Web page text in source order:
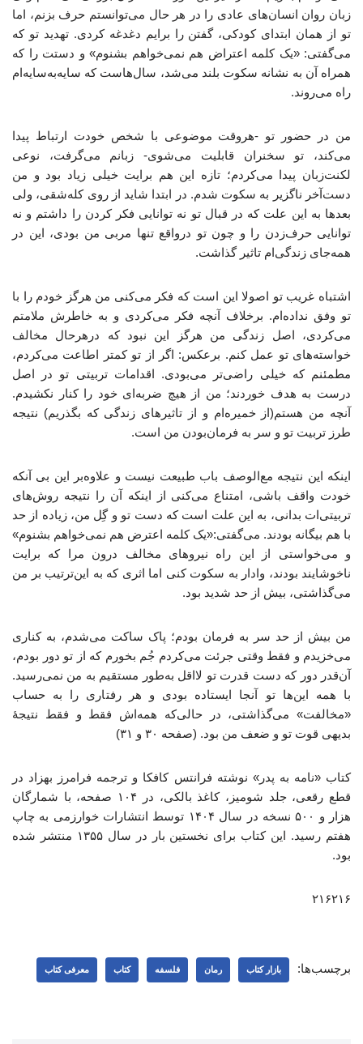
زبان روان انسان‌های عادی را در هر حال می‌توانستم حرف بزنم، اما
تو از همان ابتدای کودکی، گفتن را برایم دغدغه‌ کردی. تهدید تو که
می‌گفتی: «یک کلمه اعتراض هم نمی‌خواهم بشنوم» و دستت را که
همراه آن به نشانه سکوت بلند می‌شد، سال‌هاست که سایه‌به‌سایه‌ام
راه می‌روند.
من در حضور تو -هروقت موضوعی با شخص خودت ارتباط پیدا
می‌کند، تو سخنران قابلیت می‌شوی- زبانم می‌گرفت، نوعی
لکنت‌زبان پیدا می‌کردم؛ تازه این هم برایت خیلی زیاد بود و من
دست‌آخر ناگزیر به سکوت شدم. در ابتدا شاید از روی کله‌شقی، ولی
بعدها به این علت که در قبال تو نه توانایی فکر کردن را داشتم و نه
توانایی حرف‌زدن را و چون تو درواقع تنها مربی من بودی، این در
همه‌جای زندگی‌ام تاثیر گذاشت‌.
اشتباه غریب تو اصولا این است که فکر می‌کنی من هرگز خودم را با
تو وفق نداده‌ام. برخلاف آنچه فکر می‌کردی و به خاطرش ملامتم
می‌کردی، اصل زندگی من هرگز این نبود که درهرحال مخالف
خواسته‌های تو عمل کنم. برعکس: اگر از تو کمتر اطاعت می‌کردم،
مطمئنم که خیلی راضی‌تر می‌بودی. اقدامات تربیتی تو در اصل
درست به هدف خوردند؛ من از هیچ ضربه‌ای خود را کنار نکشیدم.
آنچه من هستم(از خمیره‌ام و از تاثیرهای زندگی که بگذریم) نتیجه
طرز تربیت تو و سر به فرمان‌بودن من است.
اینکه این نتیجه مع‌الوصف باب طبیعت نیست و علاوه‌بر این بی آنکه
خودت واقف باشی، امتناع می‌کنی از اینکه آن را نتیجه روش‌های
تربیتی‌ات بدانی، به این علت است که دست تو و گِل من، زیاده از حد
با هم بیگانه بودند. می‌گفتی:«یک کلمه اعترض هم نمی‌خواهم بشنوم»
و می‌خواستی از این راه نیروهای مخالف درون مرا که برایت
ناخوشایند بودند، وادار به سکوت کنی اما اثری که به این‌ترتیب بر من
می‌گذاشتی، بیش از حد شدید بود.
من بیش از حد سر به فرمان بودم؛ پاک ساکت می‌شدم، به کناری
می‌خزیدم و فقط وقتی جرئت می‌کردم جُم بخورم که از تو دور بودم،
آن‌قدر دور که دست قدرت تو لااقل به‌طور مستقیم به من نمی‌رسید.
با همه این‌ها تو آنجا ایستاده بودی و هر رفتاری را به حساب
«مخالفت» می‌گذاشتی، در حالی‌که همه‌اش فقط و فقط نتیجهٔ
بدیهی قوت تو و ضعف من بود. (صفحه ۳۰ و ۳۱)
کتاب «نامه به پدر» نوشته فرانتس کافکا و ترجمه فرامرز بهزاد در
قطع رقعی، جلد شومیز، کاغذ بالکی، در ۱۰۴ صفحه، با شمارگان
هزار و ۵۰۰ نسخه در سال ۱۴۰۴ توسط انتشارات خوارزمی به چاپ
هفتم رسید. این کتاب برای نخستین بار در سال ۱۳۵۵ منتشر شده
بود.
۲۱۶۲۱۶
برچسب‌ها: بازار کتاب رمان فلسفه کتاب معرفی کتاب